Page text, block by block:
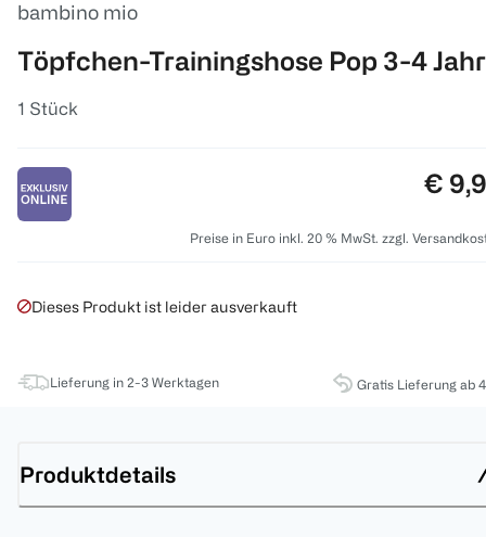
bambino mio
Töpfchen-Trainingshose Pop 3-4
1 Stück
€
Preise in Euro inkl. 20 % MwSt. zzgl.
Dieses Produkt ist leider ausverkauft
Lieferung in 2-3 Werktagen Gratis Lieferung ab
Produktdetails